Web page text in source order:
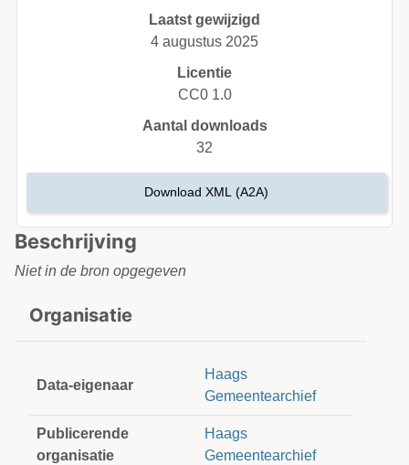
Beschrijving
Niet in de bron opgegeven
Organisatie
Data-eigenaar
Haags
Gemeentearchief
Publicerende
organisatie
Haags
Gemeentearchief
Laatst gewijzigd
4 augustus 2025
Licentie
CC0 1.0
Aantal downloads
32
Download XML (A2A)